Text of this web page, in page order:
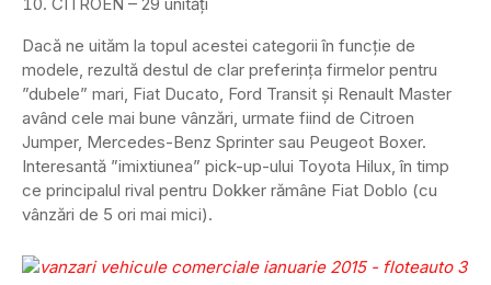
Dacă ne uităm la topul acestei categorii în funcție de
modele, rezultă destul de clar preferința firmelor pentru
”dubele” mari, Fiat Ducato, Ford Transit și Renault Master
având cele mai bune vânzări, urmate fiind de Citroen
Jumper, Mercedes-Benz Sprinter sau Peugeot Boxer.
Interesantă ”imixtiunea” pick-up-ului Toyota Hilux, în timp
ce principalul rival pentru Dokker rămâne Fiat Doblo (cu
vânzări de 5 ori mai mici).